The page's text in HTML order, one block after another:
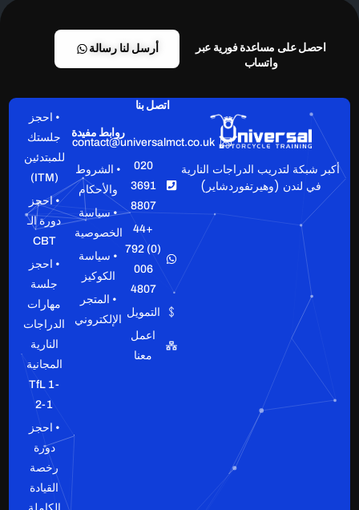
احصل على مساعدة فورية عبر
واتساب
أرسل لنا رسالة
أكبر شبكة لتدريب الدراجات النارية
في لندن (وهيرتفوردشاير)
اتصل بنا
contact@universalmct.co.uk
020
3691
8807
+44
(0) 792
006
4807
التمويل
اعمل
معنا
روابط مفيدة
• الشروط
والأحكام
• سياسة
الخصوصية
• سياسة
الكوكيز
• المتجر
الإلكتروني
• احجز
جلستك
للمبتدئين
(ITM)
• احجز
دورة الـ
CBT
• احجز
جلسة
مهارات
الدراجات
النارية
المجانية
TfL 1-
2-1
• احجز
دورة
رخصة
القيادة